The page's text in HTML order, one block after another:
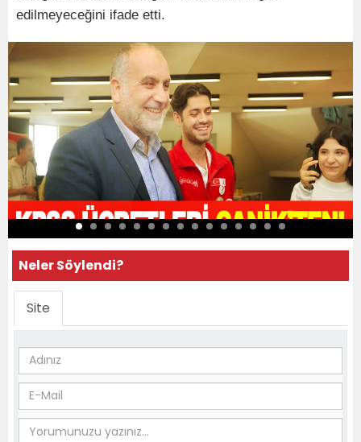
edilmeyeceğini ifade etti.
Neler Söylendi?
Site